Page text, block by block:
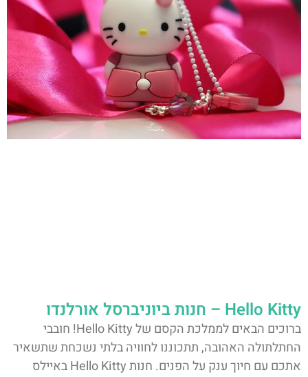
Hello Kitty – חנות ביוניברסל אורלנדו
ברוכים הבאים לממלכת הקסם של Hello Kitty! חובבי
החתלתולה האהובה, תתכוננו לחוויה בלתי נשכחת שתשאיר
אתכם עם חיוך ענק על הפנים. חנות Hello Kitty באיילס